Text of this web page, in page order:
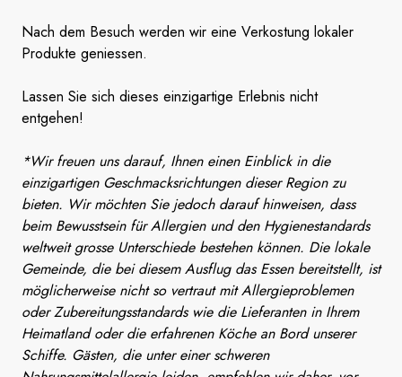
Nach dem Besuch werden wir eine Verkostung lokaler
Produkte geniessen.
Lassen Sie sich dieses einzigartige Erlebnis nicht
entgehen!
*Wir freuen uns darauf, Ihnen einen Einblick in die
einzigartigen Geschmacksrichtungen dieser Region zu
bieten. Wir möchten Sie jedoch darauf hinweisen, dass
beim Bewusstsein für Allergien und den Hygienestandards
weltweit grosse Unterschiede bestehen können. Die lokale
Gemeinde, die bei diesem Ausflug das Essen bereitstellt, ist
möglicherweise nicht so vertraut mit Allergieproblemen
oder Zubereitungsstandards wie die Lieferanten in Ihrem
Heimatland oder die erfahrenen Köche an Bord unserer
Schiffe. Gästen, die unter einer schweren